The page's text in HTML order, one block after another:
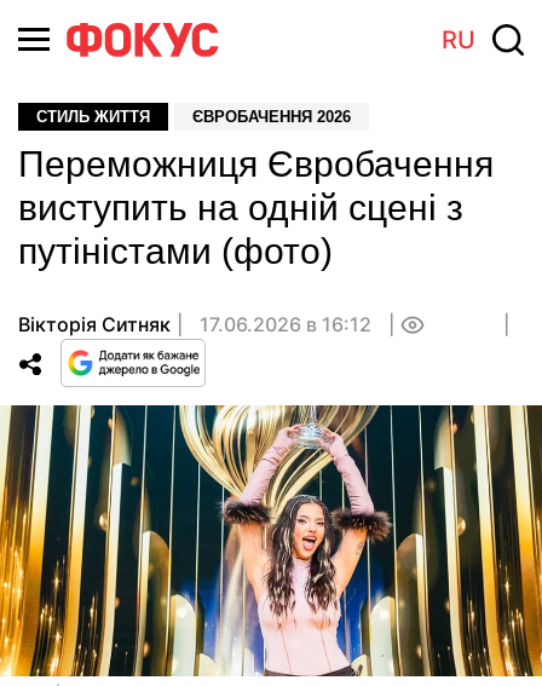
RU
СТИЛЬ ЖИТТЯ ЄВРОБАЧЕННЯ 2026
Переможниця Євробачення
виступить на одній сцені з
путіністами (фото)
Вікторія Ситняк 17.06.2026 в 16:12